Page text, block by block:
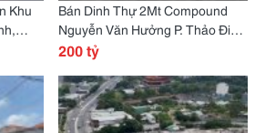
Khu
Bán Dinh Thự 2Mt Compound
Nguyễn Văn Hưởng P. Thảo Điền
[Quận 2] Tp Thủ Đức.
200 tỷ